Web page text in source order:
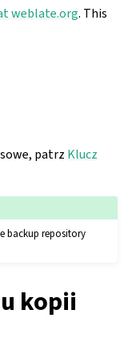
weblate.org. This
patrz Klucz
backup repository
kopii